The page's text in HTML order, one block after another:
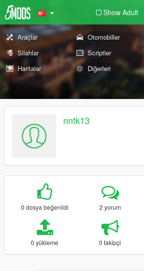
Show Adult
Araçlar Otomobiller
Silahlar
Scriptler
Haritalar
Diğerleri
nntk13
0 dosya beğenildi 2 yorum
0 yükleme 0 takipçi